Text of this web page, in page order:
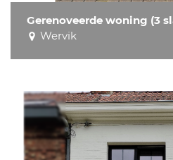
Gerenoveerde woning (3
Wervik